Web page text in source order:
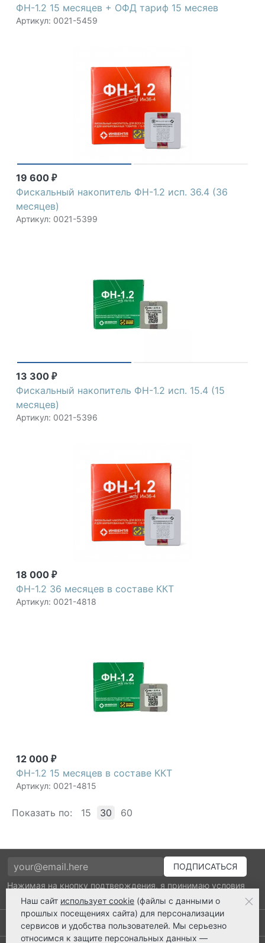
ФН-1.2 15 месяцев + ОФД тариф 15 месяев
Артикул: 0021-5459
19 600 ₽
Фискальный накопитель ФН-1.2 исп. 36.4 (36
месяцев)
Артикул: 0021-5399
13 300 ₽
Фискальный накопитель ФН-1.2 исп. 15.4 (15
месяцев)
Артикул: 0021-5396
18 000 ₽
ФН-1.2 36 месяцев в составе ККТ
Артикул: 0021-4818
12 000 ₽
ФН-1.2 15 месяцев в составе ККТ
Артикул: 0021-4815
Показать по: 15 30 60
Нажимая на кнопку подтверждения, я принимаю условия
политики обработки персональных данных
Выполнено заказов: 52520
Наш сайт использует cookie (файлы с данными о
прошлых посещениях сайта) для персонализации
сервисов и удобства пользователей. Мы серьезно
относимся к защите персональных данных —